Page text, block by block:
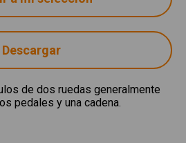
Descargar
de dos ruedas generalmente
pedales y una cadena.